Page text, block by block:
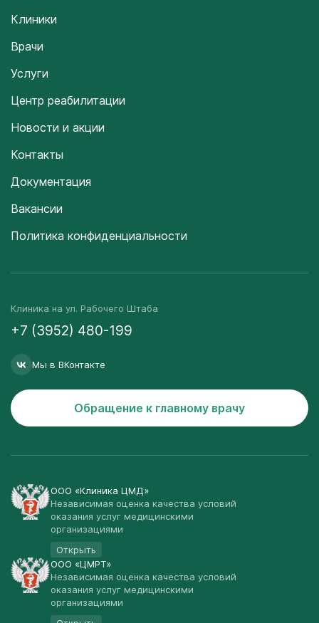
Клиники
Врачи
Услуги
Центр реабилитации
Новости и акции
Контакты
Документация
Вакансии
Политика конфиденциальности
Клиника на ул. Рабочего Штаба
+7 (3952) 480-199
Мы в ВКонтакте
Обращение к главному врачу
ООО «Клиника ЦМД»
Независимая оценка качества условий
оказания услуг медицинскими
организациями
Открыть
ООО «ЦМРТ»
Независимая оценка качества условий
оказания услуг медицинскими
организациями